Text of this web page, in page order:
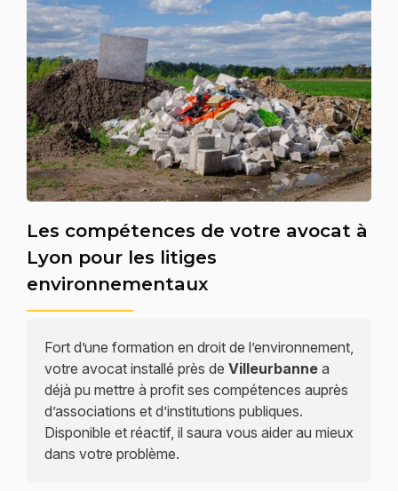
Les compétences de votre avocat à
Lyon pour les litiges
environnementaux
Fort d’une formation en droit de l’environnement,
votre avocat installé près de Villeurbannea
déjà pu mettre à profit ses compétences auprès
d’associations et d’institutions publiques.
Disponible et réactif, il saura vous aider au mieux
dans votre problème.